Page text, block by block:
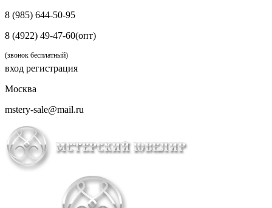
8 (985) 644-50-95
8 (4922) 49-47-60(опт)
(звонок бесплатный)
вход регистрация
Москва
mstery-sale@mail.ru